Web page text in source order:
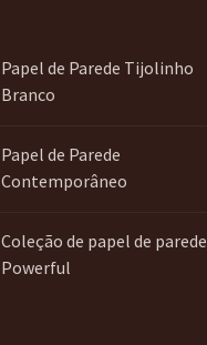
Papel de Parede Tijolinho
Branco
Papel de Parede
Contemporâneo
Coleção de papel de parede
Powerful